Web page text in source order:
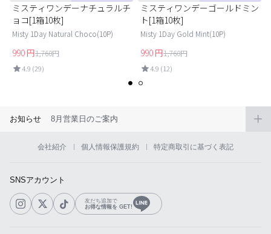
ミスティワンデーナチュラルチ
ョコ[1箱10枚]
Misty 1Day Natural Choco(10P)
990 円1,760円
4.9 (29)
ミスティワンデーゴールドミン
ト[1箱10枚]
Misty 1Day Gold Mint(10P)
990 円1,760円
4.9 (12)
お知らせ 8月営業日のご案内
会社紹介 個人情報保護規約 特定商取引に基づく表記
SNSアカウント
友だち追加で
お得な情報を GET!